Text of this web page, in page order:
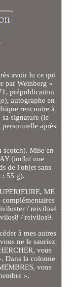
avoir lu ce qui
par Weinberg «
prépublication
autographe en
rencontre à
signature (le
après
scotch). Mise en
(inclut une
de l'objet sans
: 55 g).
ME
/ reivilos4
/ reivilos9.
à mes autres
ne le sauriez
vous
Dans la colonne
vous
».